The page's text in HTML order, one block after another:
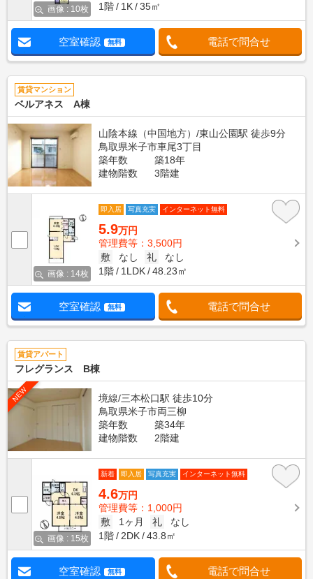
画像 : 10枚
1階
1K 35㎡
空室確認 無料 電話で問合せ
賃貸マンション
ベルアネス A棟
山陰本線（中国地方）/東山公園駅 徒歩9分
鳥取県米子市車尾3丁目
築年数
築18年
建物階数
3階建
画像 : 14枚
即入居 写真充実 インターネット無料
5.9万円
管理費等：3,500円
敷
なし 礼
なし
1階
1LDK 48.23㎡
空室確認 無料 電話で問合せ
賃貸アパート
フレグランス B棟
NEW
境線/三本松口駅 徒歩10分
鳥取県米子市両三柳
築年数
築34年
建物階数
2階建
画像 : 15枚
新着 即入居 写真充実 インターネット無料
4.6万円
管理費等：1,000円
敷
1ヶ月 礼
なし
1階
2DK 43.8㎡
空室確認 無料 電話で問合せ